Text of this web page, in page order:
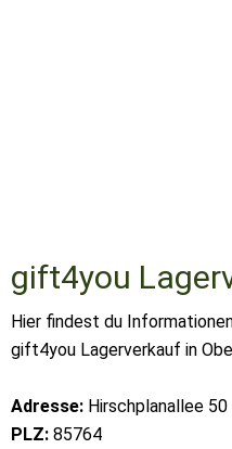
gift4you
Hier findest du
gift4you Lagerverkauf in
Adresse: Hirschplanallee 50
PLZ: 85764